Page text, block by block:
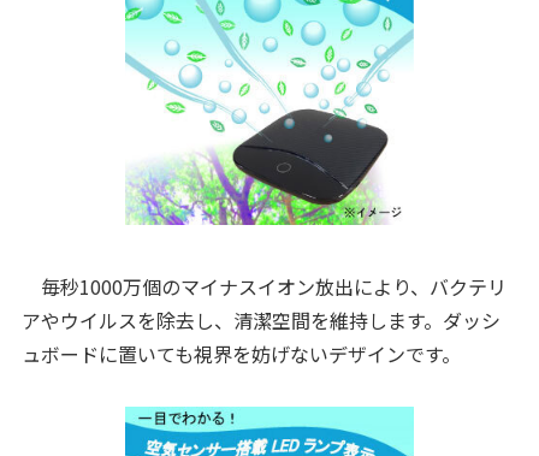
毎秒1000万個のマイナスイオン放出により、バクテリ
アやウイルスを除去し、清潔空間を維持します。ダッシ
ュボードに置いても視界を妨げないデザインです。